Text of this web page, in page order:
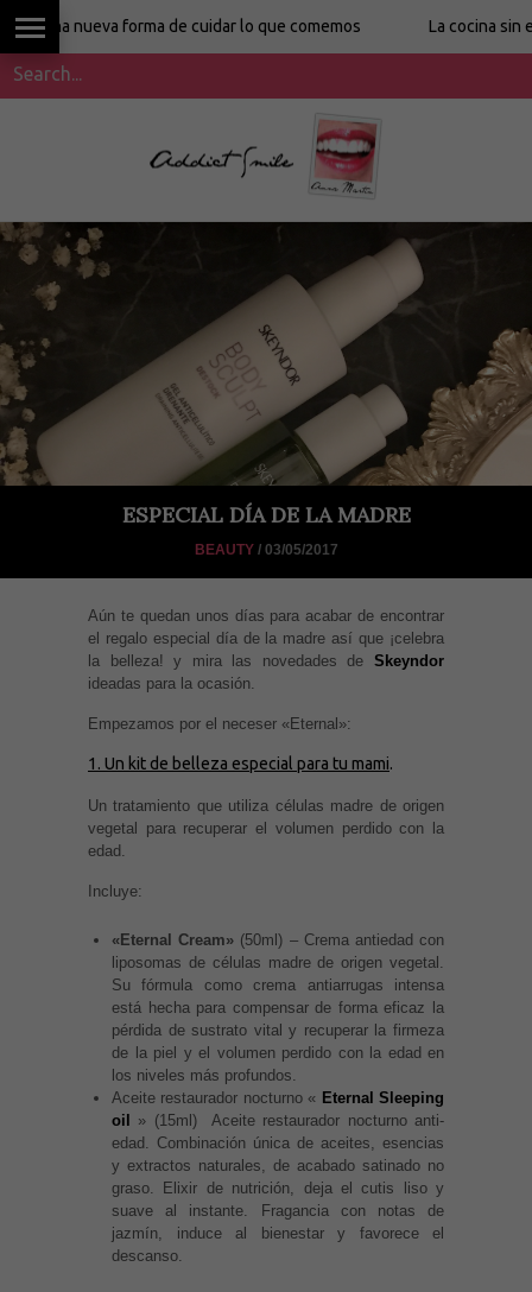
nueva forma de cuidar lo que comemos La cocina sin
ESPECIAL DÍA DE LA MADRE
BEAUTY/ 03/05/2017
Aún te quedan unos días para acabar de encontrar
el regalo especial día de la madre así que ¡celebra
la belleza! y mira las novedades de Skeyndor
ideadas para la ocasión.
Empezamos por el neceser «Eternal»:
1. Un kit de belleza especial para tu mami.
Un tratamiento que utiliza células madre de origen
vegetal para recuperar el volumen perdido con la
edad.
Incluye:
«Eternal Cream» (50ml) – Crema antiedad con
liposomas de células madre de origen vegetal.
Su fórmula como crema antiarrugas intensa
está hecha para compensar de forma eficaz la
pérdida de sustrato vital y recuperar la firmeza
de la piel y el volumen perdido con la edad en
los niveles más profundos.
Aceite restaurador nocturno « Eternal Sleeping
oil » (15ml) Aceite restaurador nocturno anti-
edad. Combinación única de aceites, esencias
y extractos naturales, de acabado satinado no
graso. Elixir de nutrición, deja el cutis liso y
suave al instante. Fragancia con notas de
jazmín, induce al bienestar y favorece el
descanso.